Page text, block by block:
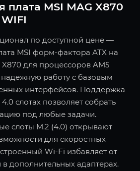
плата MSI MAG X870
по доступной цене —
MSI форм-фактора ATX на
X870 для процессоров AM5
надежную работу с базовым
интерфейсов. Поддержка
слотах позволяет собрать
под любые задачи.
слоты M.2 (4.0) открывают
для скоростных
Wi-Fi избавляет от
дополнительных адаптерах.